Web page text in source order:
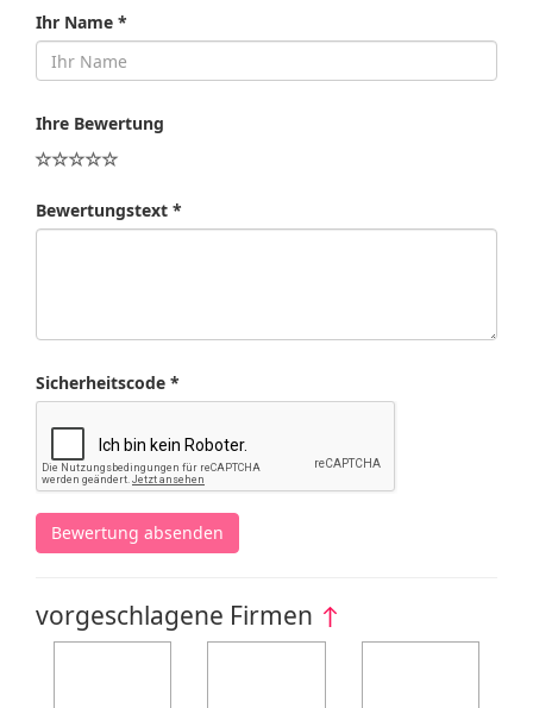
Ihr Name *
Ihre Bewertung
Bewertungstext *
Sicherheitscode *
Bewertung absenden
vorgeschlagene Firmen ↑